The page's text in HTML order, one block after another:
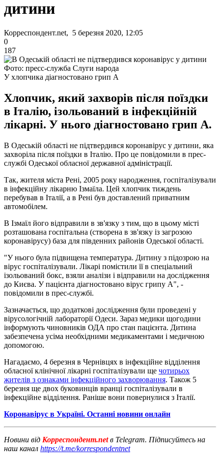
дитини
Корреспондент.net, 5 березня 2020, 12:05
0
187
Фото: пресс-служба Слуги народа
У хлопчика діагностовано грип А
Хлопчик, який захворів після поїздки
в Італію, ізольований в інфекційній
лікарні. У нього діагностовано грип А.
В Одеській області не підтвердився коронавірус у дитини, яка
захворіла після поїздки в Італію. Про це повідомили в прес-
службі Одеської обласної державної адміністрації.
Так, жителя міста Рені, 2005 року народження, госпіталізували
в інфекційну лікарню Ізмаїла. Цей хлопчик тиждень
перебував в Італії, а в Рені був доставлений приватним
автомобілем.
В Ізмаїл його відправили в зв'язку з тим, що в цьому місті
розташована госпітальна (створена в зв'язку із загрозою
коронавірусу) база для південних районів Одеської області.
"У нього була підвищена температура. Дитину з підозрою на
вірус госпіталізували. Лікарі помістили її в спеціальний
ізольований бокс, взяли аналізи і відправили на дослідження
до Києва. У пацієнта діагностовано вірус грипу А", -
повідомили в прес-службі.
Зазначається, що додаткові дослідження були проведені у
вірусологічній лабораторії Одеси. Зараз медики щогодини
інформують чиновників ОДА про стан пацієнта. Дитина
забезпечена усіма необхідними медикаментами і медичною
допомогою.
Нагадаємо, 4 березня в Чернівцях в інфекційне відділення
обласної клінічної лікарні госпіталізували ще чотирьох
жителів з ознаками інфекційного захворювання. Також 5
березня ще двох буковинців вранці госпіталізували в
інфекційне відділення. Раніше вони повернулися з Італії.
Коронавірус в Україні. Останні новини онлайн
Новини від Корреспондент.netв Telegram. Підписуйтесь на
наш канал https://t.me/korrespondentnet